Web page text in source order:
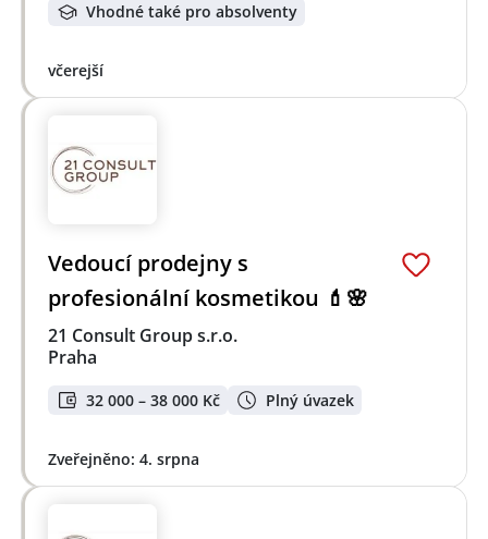
Vhodné také pro absolventy
včerejší
Vedoucí prodejny s
profesionální kosmetikou 💄🌸
21 Consult Group s.r.o.
Praha
32 000 – 38 000 Kč Plný úvazek
Zveřejněno: 4. srpna